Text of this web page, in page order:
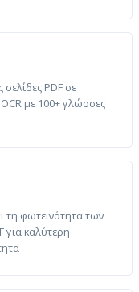
PDF σε
με 100+ γλώσσες
τη φωτεινότητα των
καλύτερη